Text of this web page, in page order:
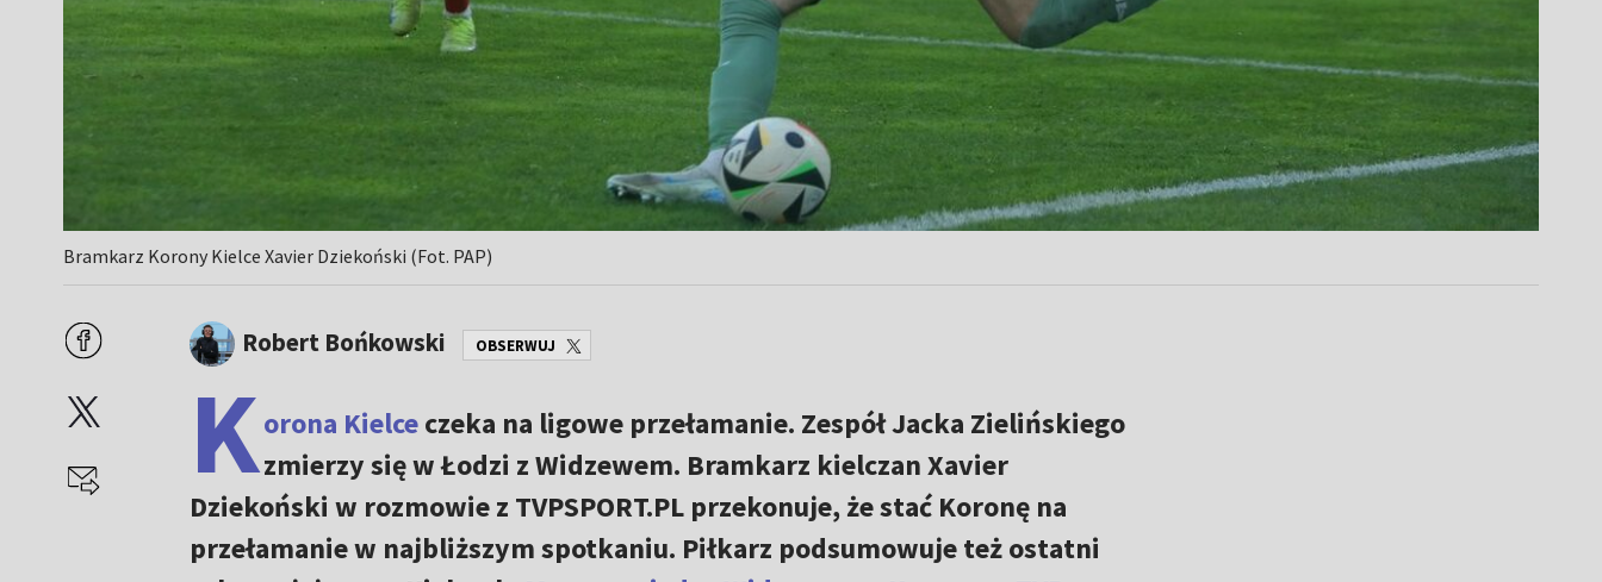
Bramkarz Korony Kielce Xavier Dziekoński (Fot. PAP)
Robert Bońkowski OBSERWUJ
Korona Kielceczeka na ligowe przełamanie. Zespół Jacka Zielińskiego
zmierzy się w Łodzi z Widzewem. Bramkarz kielczan Xavier
Dziekoński w rozmowie z TVPSPORT.PL przekonuje, że stać Koronę na
przełamanie w najbliższym spotkaniu. Piłkarz podsumowuje też ostatni